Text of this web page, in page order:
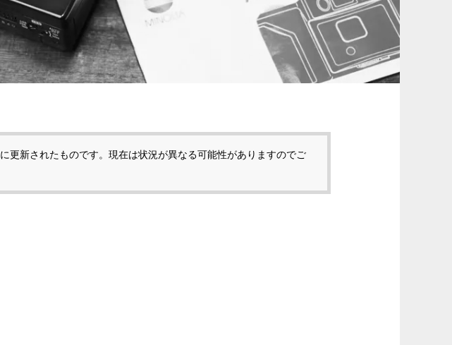
に更新されたものです。現在は状況が異なる可能性がありますのでご